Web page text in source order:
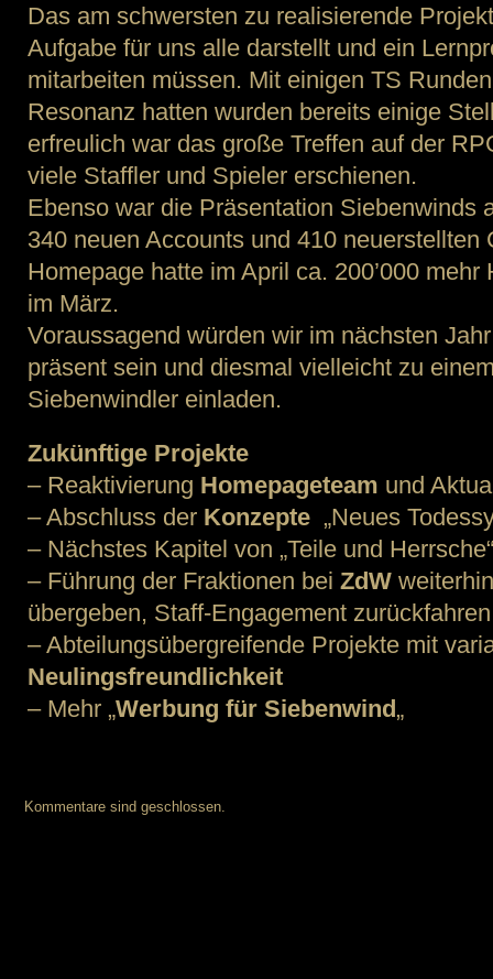
Das am schwersten zu realisierende
Aufgabe für uns alle darstellt und ein
mitarbeiten müssen. Mit einigen TS
Resonanz hatten wurden bereits einige
erfreulich war das große Treffen auf der
viele Staffler und Spieler erschienen.
Ebenso war die Präsentation Siebenwinds
340 neuen Accounts und 410 neuerstellten
Homepage hatte im April ca. 200’000
im März.
Voraussagend würden wir im nächsten
präsent sein und diesmal vielleicht zu
Siebenwindler einladen.
Zukünftige Projekte
– Reaktivierung Homepageteam und
– Abschluss der Konzepte „Neues
– Nächstes Kapitel von „Teile und
– Führung der Fraktionen bei ZdW
übergeben, Staff-Engagement
– Abteilungsübergreifende Projekte mit
Neulingsfreundlichkeit
– Mehr „Werbung für Siebenwind„
Kommentare sind geschlossen.